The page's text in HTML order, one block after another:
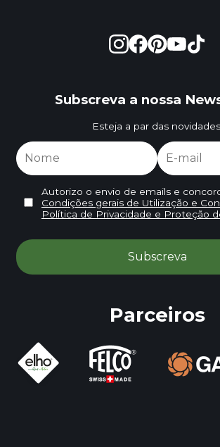
Subscreva a nossa
Esteja a par das
Autorizo o envio de emails e
Condições gerais de Utilização e
Política de Privacidade e Proteção
Parceiros